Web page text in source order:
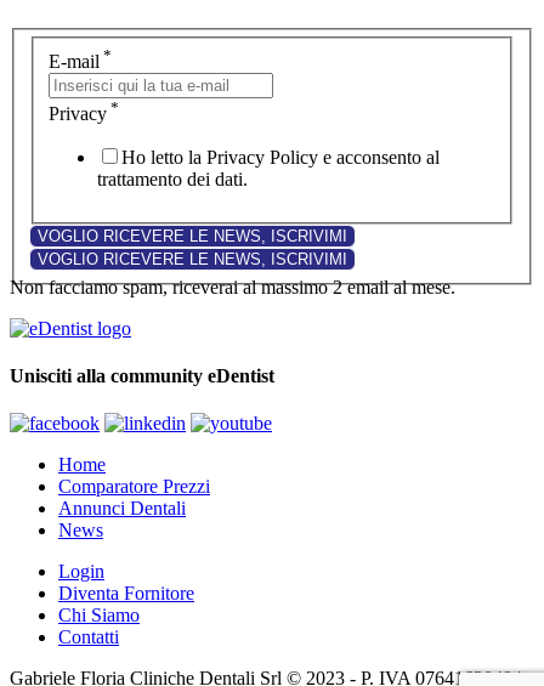
E-mail *
Privacy *
Ho letto la Privacy Policy e acconsento al
trattamento dei dati.
Non facciamo spam, riceverai al massimo 2 email al mese.
Unisciti alla community eDentist
Home
Comparatore Prezzi
Annunci Dentali
News
Login
Diventa Fornitore
Chi Siamo
Contatti
Gabriele Floria Cliniche Dentali Srl © 2023 - P. IVA 07641630484 -